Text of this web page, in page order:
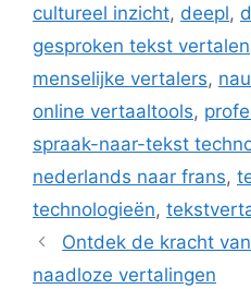
cultureel inzicht, deepl,
gesproken tekst vertalen
menselijke vertalers,
online vertaaltools,
spraak-naar-tekst
nederlands naar frans,
technologieën,
Ontdek de kracht
naadloze vertalingen